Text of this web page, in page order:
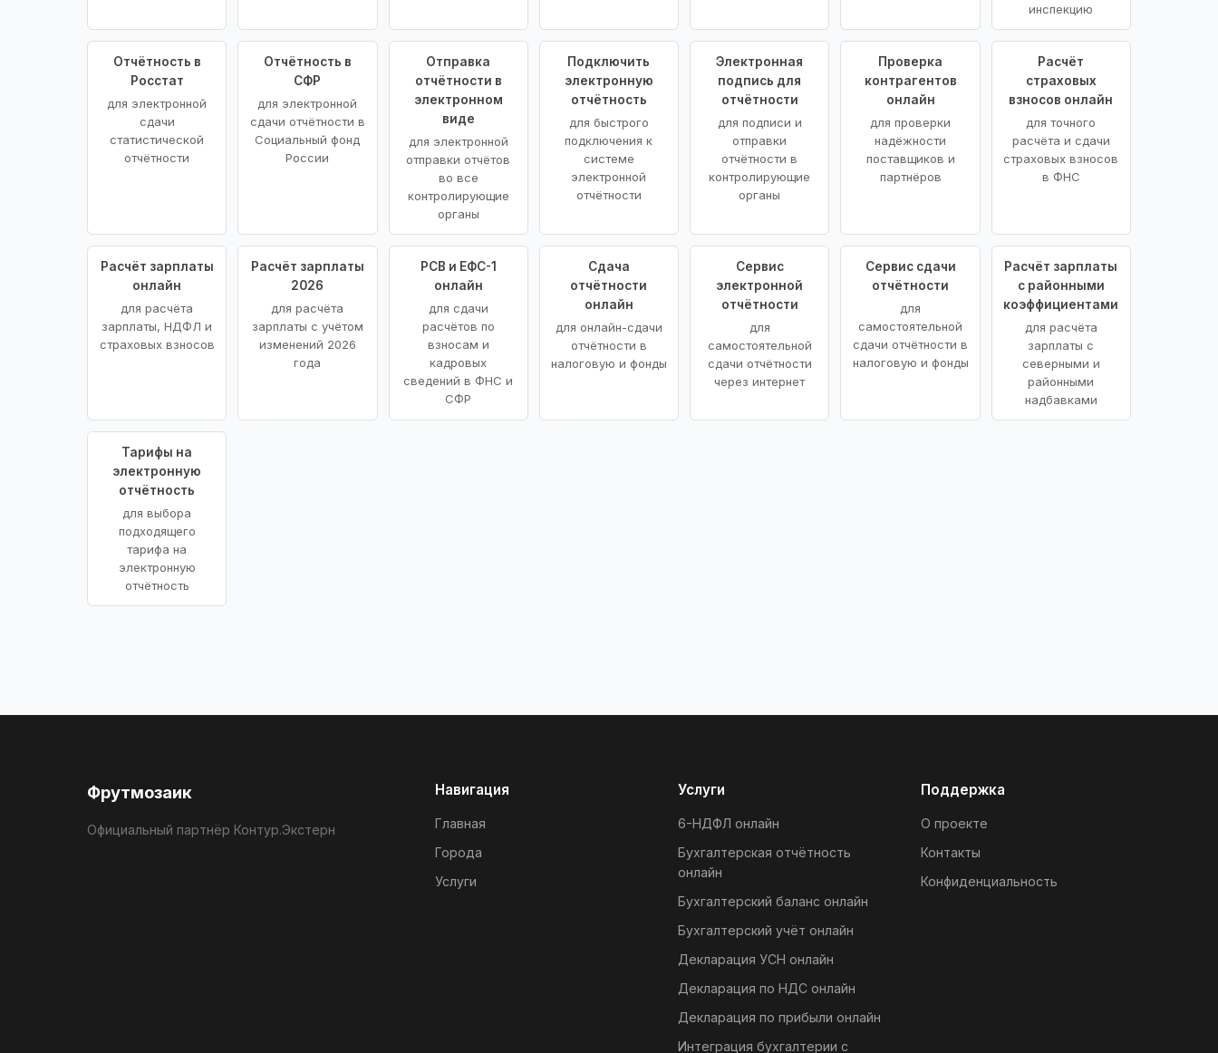
инспекцию
Отчётность в
Росстат
для электронной
сдачи
статистической
отчётности
Отчётность в
СФР
для электронной
сдачи отчётности в
Социальный фонд
России
Отправка
отчётности в
электронном
виде
для электронной
отправки отчётов
во все
контролирующие
органы
Подключить
электронную
отчётность
для быстрого
подключения к
системе
электронной
отчётности
Электронная
подпись для
отчётности
для подписи и
отправки
отчётности в
контролирующие
органы
Проверка
контрагентов
онлайн
для проверки
надёжности
поставщиков и
партнёров
Расчёт
страховых
взносов онлайн
для точного
расчёта и сдачи
страховых взносов
в ФНС
Расчёт зарплаты
онлайн
для расчёта
зарплаты, НДФЛ и
страховых взносов
Расчёт зарплаты
2026
для расчёта
зарплаты с учётом
изменений 2026
года
РСВ и ЕФС-1
онлайн
для сдачи
расчётов по
взносам и
кадровых
сведений в ФНС и
СФР
Сдача
отчётности
онлайн
для онлайн-сдачи
отчётности в
налоговую и фонды
Сервис
электронной
отчётности
для
самостоятельной
сдачи отчётности
через интернет
Сервис сдачи
отчётности
для
самостоятельной
сдачи отчётности в
налоговую и фонды
Расчёт зарплаты
с районными
коэффициентами
для расчёта
зарплаты с
северными и
районными
надбавками
Тарифы на
электронную
отчётность
для выбора
подходящего
тарифа на
электронную
отчётность
Фрутмозаик
Официальный партнёр Контур.Экстерн
Навигация
Главная
Города
Услуги
Услуги
6-НДФЛ онлайн
Бухгалтерская отчётность
онлайн
Бухгалтерский баланс онлайн
Бухгалтерский учёт онлайн
Декларация УСН онлайн
Декларация по НДС онлайн
Декларация по прибыли онлайн
Интеграция бухгалтерии с
Поддержка
О проекте
Контакты
Конфиденциальность